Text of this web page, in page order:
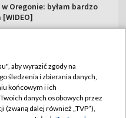
w Oregonie: byłam bardzo
TVP
TVP
aby wyrazić zgody na
śledzenia i zbierania danych,
końcowym i ich
danych osobowych przez
(zwaną dalej również „TVP”),